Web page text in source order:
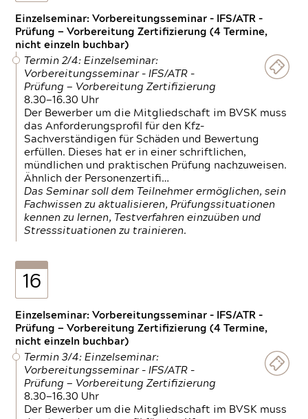
Einzelseminar: Vorbereitungsseminar - IFS/ATR -
Prüfung — Vorbereitung Zertifizierung (4 Termine,
nicht einzeln buchbar)
Termin 2/4: Einzelseminar:
Vorbereitungsseminar - IFS/ATR -
Prüfung — Vorbereitung Zertifizierung
8.30—16.30 Uhr
Der Bewerber um die Mitgliedschaft im BVSK muss
das Anforderungsprofil für den Kfz-
Sachverständigen für Schäden und Bewertung
erfüllen. Dieses hat er in einer schriftlichen,
mündlichen und praktischen Prüfung nachzuweisen.
Ähnlich der Personenzertifi…
Das Seminar soll dem Teilnehmer ermöglichen, sein
Fachwissen zu aktualisieren, Prüfungssituationen
kennen zu lernen, Testverfahren einzuüben und
Stresssituationen zu trainieren.
16
Einzelseminar: Vorbereitungsseminar - IFS/ATR -
Prüfung — Vorbereitung Zertifizierung (4 Termine,
nicht einzeln buchbar)
Termin 3/4: Einzelseminar:
Vorbereitungsseminar - IFS/ATR -
Prüfung — Vorbereitung Zertifizierung
8.30—16.30 Uhr
Der Bewerber um die Mitgliedschaft im BVSK muss